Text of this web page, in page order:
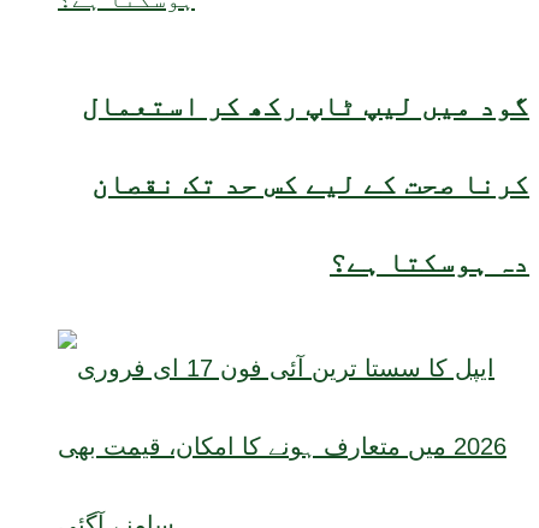
گود میں لیپ ٹاپ رکھ کر استعمال
کرنا صحت کے لیے کس حد تک نقصان
دہ ہوسکتا ہے؟